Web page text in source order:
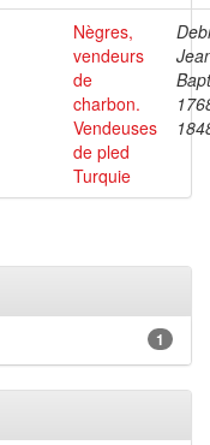
Nègres,
vendeurs
de
charbon.
Vendeuses
de pled
Turquie
1